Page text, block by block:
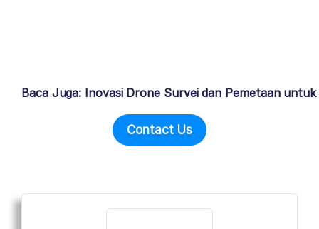
Baca Juga: Inovasi Drone Survei dan Pemetaan
Contact Us